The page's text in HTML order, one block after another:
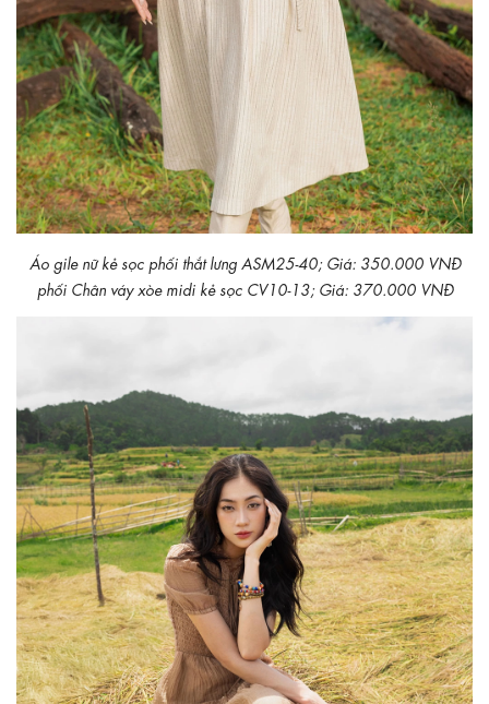
Áo gile nữ kẻ sọc phối thắt lưng ASM25-40; Giá: 350.000 VNĐ
phối Chân váy xòe midi kẻ sọc CV10-13; Giá: 370.000 VNĐ